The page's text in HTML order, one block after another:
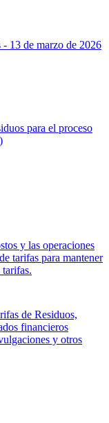
13 de marzo de 2026
para el proceso
y las operaciones
tarifas para mantener
de Residuos,
financieros
y otros